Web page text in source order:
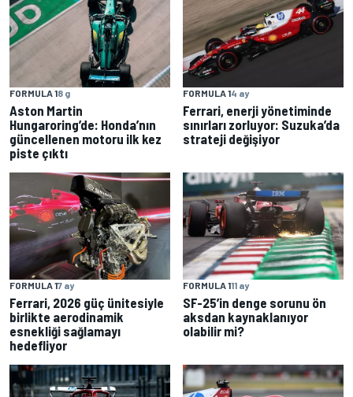
FORMULA 18 g
Aston Martin
Hungaroring’de: Honda’nın
güncellenen motoru ilk kez
piste çıktı
FORMULA 14 ay
Ferrari, enerji yönetiminde
sınırları zorluyor: Suzuka’da
strateji değişiyor
FORMULA 17 ay
Ferrari, 2026 güç ünitesiyle
birlikte aerodinamik
esnekliği sağlamayı
hedefliyor
FORMULA 111 ay
SF-25’in denge sorunu ön
aksdan kaynaklanıyor
olabilir mi?